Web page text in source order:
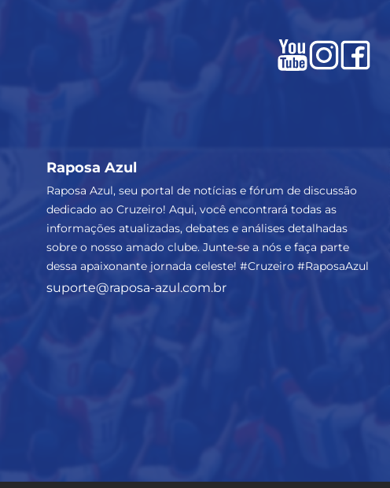
Raposa Azul
Raposa Azul, seu portal de notícias e fórum de discussão
dedicado ao Cruzeiro! Aqui, você encontrará todas as
informações atualizadas, debates e análises detalhadas
sobre o nosso amado clube. Junte-se a nós e faça parte
dessa apaixonante jornada celeste! #Cruzeiro #RaposaAzul
suporte@raposa-azul.com.br